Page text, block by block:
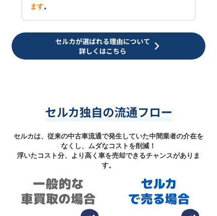
ます。
セルカが選ばれる理由について
詳しくはこちら
セルカ独自の流通フロー
セルカは、従来の中古車流通で発生していた中間業者の介在を
なくし、ムダなコストを削減！
浮いたコスト分、より高く車を売却できるチャンスがありま
す。